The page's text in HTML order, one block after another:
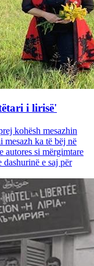
i lirisë'
kohësh mesazhin
mesazh ka të bëj në
autores si mërgimtare
e saj për